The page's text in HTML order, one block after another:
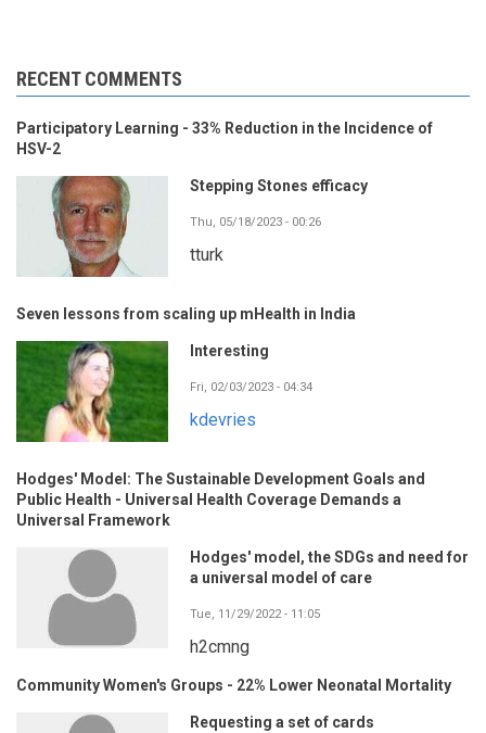
RECENT COMMENTS
Participatory Learning - 33% Reduction in the Incidence of
HSV-2
Stepping Stones efficacy
Thu, 05/18/2023 - 00:26
tturk
Seven lessons from scaling up mHealth in India
Interesting
Fri, 02/03/2023 - 04:34
kdevries
Hodges' Model: The Sustainable Development Goals and
Public Health - Universal Health Coverage Demands a
Universal Framework
Hodges' model, the SDGs and need for
a universal model of care
Tue, 11/29/2022 - 11:05
h2cmng
Community Women's Groups - 22% Lower Neonatal Mortality
Requesting a set of cards